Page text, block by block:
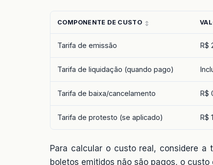
COMPONENTE DE CUSTO
Tarifa de emissão R$
Tarifa de liquidação (quando pago)
Tarifa de baixa/cancelamento R$
Tarifa de protesto (se aplicado) R$
Para calcular o custo real, considere a
boletos emitidos não são pagos, o